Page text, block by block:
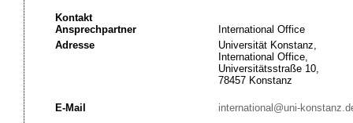
Kontakt
Ansprechpartner
International Office
Adresse
Universität Konstanz,
International Office,
Universitätsstraße 10,
78457 Konstanz
E-Mail international@uni-